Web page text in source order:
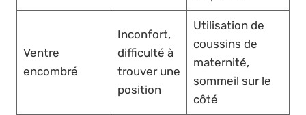
Ventre
encombré
Inconfort,
difficulté à
trouver une
position
Utilisation de
coussins de
maternité,
sommeil sur le
côté